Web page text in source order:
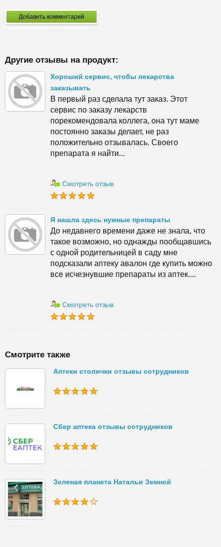
Добавить комментарий
Другие отзывы на продукт:
Хороший сервис, чтобы лекарства
заказывать
В первый раз сделала тут заказ. Этот
сервис по заказу лекарств
порекомендовала коллега, она тут маме
постоянно заказы делает, не раз
положительно отзывалась. Своего
препарата я найти...
Смотреть отзыв
Я нашла здесь нужные препараты
До недавнего времени даже не знала, что
такое возможно, но однажды пообщавшись
с одной родительницей в саду мне
подсказали аптеку авалон где купить можно
все исчезнувшие препараты из аптек....
Смотреть отзыв
Смотрите также
Аптеки столички отзывы сотрудников
Сбер аптека отзывы сотрудников
Зеленая планета Натальи Земной